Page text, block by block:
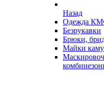
Назад
Одежда
Безрукавки
Брюки,
Майки